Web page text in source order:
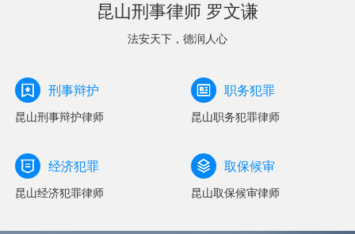
昆山刑事律师 罗文谦
法安天下，德润人心
刑事辩护
昆山刑事辩护律师
职务犯罪
昆山职务犯罪律师
经济犯罪
昆山经济犯罪律师
取保候审
昆山取保候审律师